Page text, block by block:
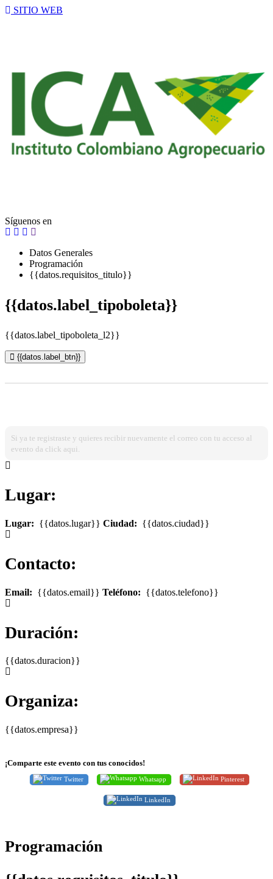
SITIO WEB
Síguenos en
Datos Generales
Programación
{{datos.requisitos_titulo}}
{{datos.label_tipoboleta}}
{{datos.label_tipoboleta_l2}}
{{datos.label_btn}}
Si ya te registraste y quieres recibir nuevamente el correo con tu acceso al
evento da click aqui.
Lugar:
Lugar: {{datos.lugar}} Ciudad: {{datos.ciudad}}
Contacto:
Email: {{datos.email}} Teléfono: {{datos.telefono}}
Duración:
{{datos.duracion}}
Organiza:
{{datos.empresa}}
¡Comparte este evento con tus conocidos!
Twitter Whatsapp Pinterest
LinkedIn
Programación